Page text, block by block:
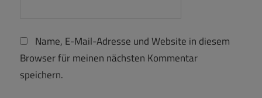
Name, E-Mail-Adresse und Website in diesem
Browser für meinen nächsten Kommentar
speichern.